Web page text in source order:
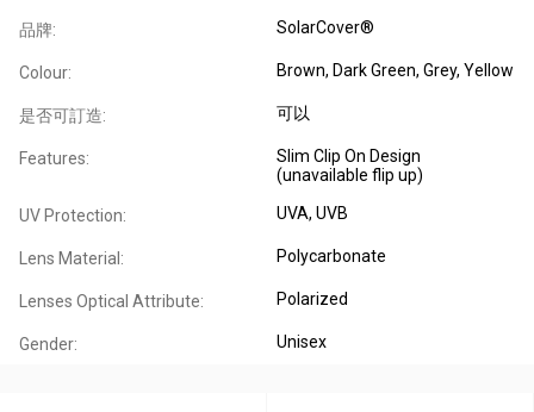
品牌: SolarCover®
Colour: Brown, Dark Green, Grey, Yellow
是否可訂造: 可以
Features:
Slim Clip On Design
(unavailable flip up)
UV Protection: UVA, UVB
Lens Material: Polycarbonate
Lenses Optical Attribute: Polarized
Gender: Unisex